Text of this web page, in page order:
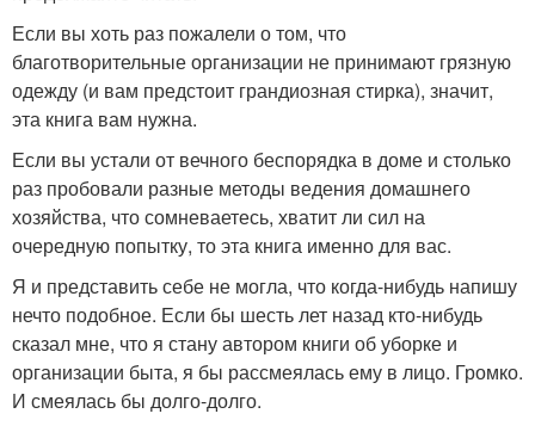
Если вы хоть раз пожалели о том, что
благотворительные организации не принимают грязную
одежду (и вам предстоит грандиозная стирка), значит,
эта книга вам нужна.
Если вы устали от вечного беспорядка в доме и столько
раз пробовали разные методы ведения домашнего
хозяйства, что сомневаетесь, хватит ли сил на
очередную попытку, то эта книга именно для вас.
Я и представить себе не могла, что когда-нибудь напишу
нечто подобное. Если бы шесть лет назад кто-нибудь
сказал мне, что я стану автором книги об уборке и
организации быта, я бы рассмеялась ему в лицо. Громко.
И смеялась бы долго-долго.